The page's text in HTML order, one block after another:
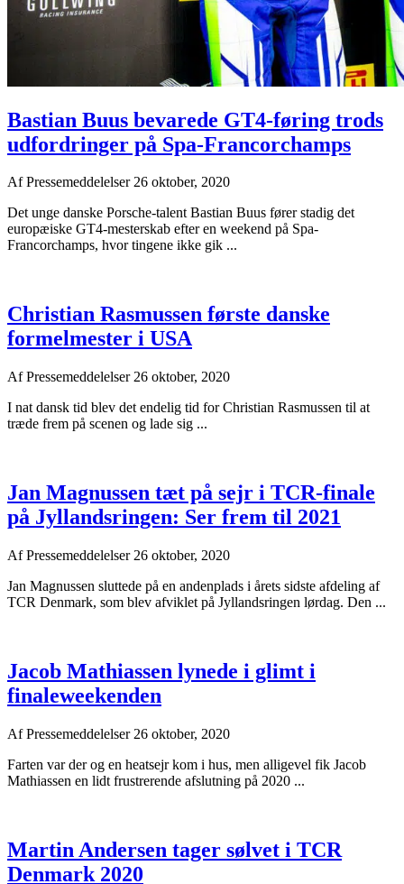
Bastian Buus bevarede GT4-føring trods
udfordringer på Spa-Francorchamps
AfPressemeddelelser26 oktober, 2020
Det unge danske Porsche-talent Bastian Buus fører stadig det
europæiske GT4-mesterskab efter en weekend på Spa-
Francorchamps, hvor tingene ikke gik ...
Christian Rasmussen første danske
formelmester i USA
AfPressemeddelelser 26 oktober, 2020
I nat dansk tid blev det endelig tid for Christian Rasmussen til at
træde frem på scenen og lade sig ...
Jan Magnussen tæt på sejr i TCR-finale
på Jyllandsringen: Ser frem til 2021
AfPressemeddelelser 26 oktober, 2020
Jan Magnussen sluttede på en andenplads i årets sidste afdeling af
TCR Denmark, som blev afviklet på Jyllandsringen lørdag. Den ...
Jacob Mathiassen lynede i glimt i
finaleweekenden
AfPressemeddelelser 26 oktober, 2020
Farten var der og en heatsejr kom i hus, men alligevel fik Jacob
Mathiassen en lidt frustrerende afslutning på 2020 ...
Martin Andersen tager sølvet i TCR
Denmark 2020